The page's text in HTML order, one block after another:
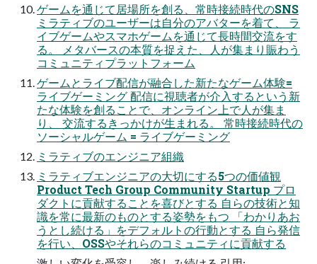
ゲームを通じて居場所を創る、常時接続時代のSNS
ミラティブのユーザーは自分のアバターを着て、 ラ
イブゲームやスマホゲームを通じて長時間交流をす
る。 メタバースの本質を捉えた、人が集まり賑わう
コミュニティプラットフォーム
ゲームとライブ配信が融合した新たなゲーム体験=
ライブゲーミング 配信に視聴者が介入するという新
たな体験を創ることで、オンライン上で人が集ま
り、 交流するきっかけが生まれる。 常時接続時代の
ソーシャルゲーム = ライブゲーミング
ミラティブのエンジニア組織
ミラティブエンジニアの大切にする5つの価値観
Product Tech Group Community Startup プロ
ダクトに貢献することを喜びとする 自らの技術と知
識を常に最新のものとする姿勢をもつ 「わかりあお
うとし続ける」をデフォルトの行動とする 自ら発信
を行い、OSSやそれらのコミュニティに貢献する